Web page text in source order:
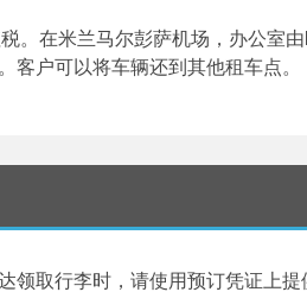
。在米兰马尔彭萨机场，办公室
户可以将车辆还到其他租车点。
领取行李时，请使用预订凭证上提